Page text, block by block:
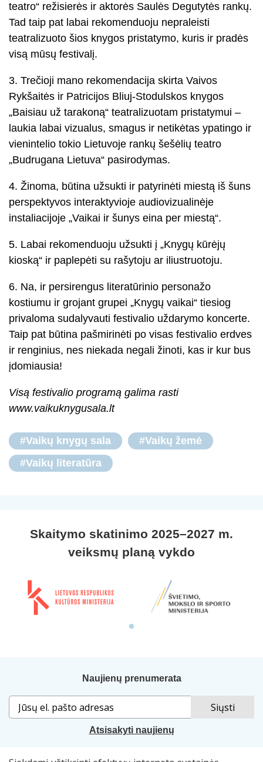
teatro“ režisierės ir aktorės Saulės Degutytės rankų.
Tad taip pat labai rekomenduoju nepraleisti
teatralizuoto šios knygos pristatymo, kuris ir pradės
visą mūsų festivalį.
3. Trečioji mano rekomendacija skirta Vaivos
Rykšaitės ir Patricijos Bliuj-Stodulskos knygos
„Baisiau už tarakoną“ teatralizuotam pristatymui –
laukia labai vizualus, smagus ir netikėtas ypatingo ir
vienintelio tokio Lietuvoje rankų šešėlių teatro
„Budrugana Lietuva“ pasirodymas.
4. Žinoma, būtina užsukti ir patyrinėti miestą iš šuns
perspektyvos interaktyvioje audiovizualinėje
instaliacijoje „Vaikai ir šunys eina per miestą“.
5. Labai rekomenduoju užsukti į „Knygų kūrėjų
kioską“ ir paplepėti su rašytoju ar iliustruotoju.
6. Na, ir persirengus literatūrinio personažo
kostiumu ir grojant grupei „Knygų vaikai“ tiesiog
privaloma sudalyvauti festivalio uždarymo koncerte.
Taip pat būtina pašmirinėti po visas festivalio erdves
ir renginius, nes niekada negali žinoti, kas ir kur bus
įdomiausia!
Visą festivalio programą galima rasti
www.vaikuknygusala.lt
#Vaikų knygų sala
#Vaikų žemė
#Vaikų literatūra
Skaitymo skatinimo 2025–2027 m.
veiksmų planą vykdo
Naujienų prenumerata
Atsisakyti naujienų